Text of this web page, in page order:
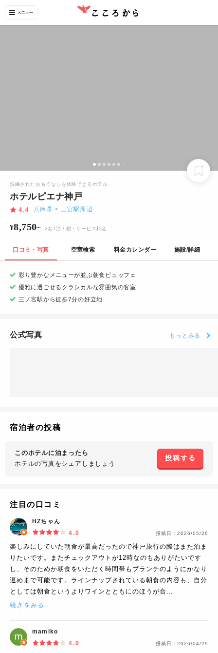
洗練されたおもてなしを体験できるホテル
ホテルピエナ神戸
4.4 兵庫県 > 三宮駅周辺
¥8,750~ 2名 1泊 / 税・サービス料込
口コミ・写真 空室検索 料金カレンダー 施設/詳細
彩り豊かなメニューが並ぶ朝食ビュッフェ
優雅に過ごせるクラシカルな雰囲気の客室
三ノ宮駅から徒歩7分の好立地
公式写真 もっとみる
宿泊者の投稿
このホテルに泊まったら
ホテルの写真をシェアしましょう
投稿する
注目の口コミ
HZちゃん
4.0
投稿日： 2026/05/26
楽しみにしていた朝食が最高だったので神戸旅行の際はまた泊ま
りたいです。またチェックアウトが12時なのもありがたいです
し、そのためか朝食をいただく時間帯もブランチのようにかなり
遅めまで可能です。ラインナップされている朝食の内容も、自分
としては朝食というよりワインとともにのほうが合…
続きをみる...
mamiko
4.0
投稿日： 2026/04/29